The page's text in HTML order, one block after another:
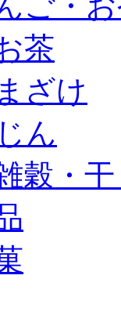
茶
ざけ
ん
穀・